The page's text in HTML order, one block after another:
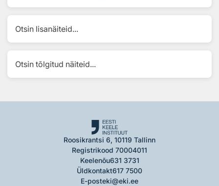
Otsin lisanäiteid...
Otsin tõlgitud näiteid...
Roosikrantsi 6, 10119 Tallinn
Registrikood 70004011
Keelenõu631 3731
Üldkontakt617 7500
E-posteki@eki.ee